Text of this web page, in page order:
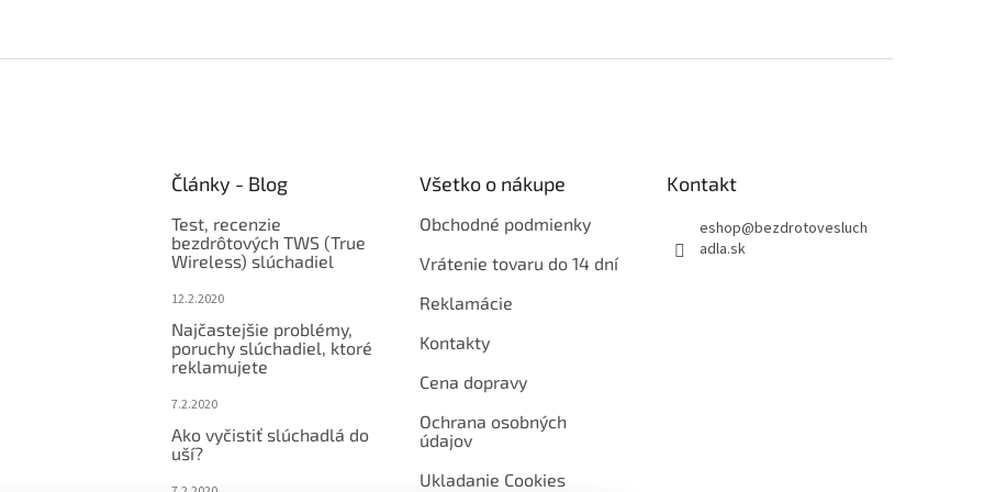
Články - Blog
Test, recenzie
bezdrôtových TWS (True
Wireless) slúchadiel
12.2.2020
Najčastejšie problémy,
poruchy slúchadiel, ktoré
reklamujete
7.2.2020
Ako vyčistiť slúchadlá do
uší?
Všetko o nákupe
Obchodné podmienky
Vrátenie tovaru do 14 dní
Reklamácie
Kontakty
Cena dopravy
Ochrana osobných
údajov
Ukladanie Cookies
Kontakt
eshop@bezdrotovesluch
adla.sk